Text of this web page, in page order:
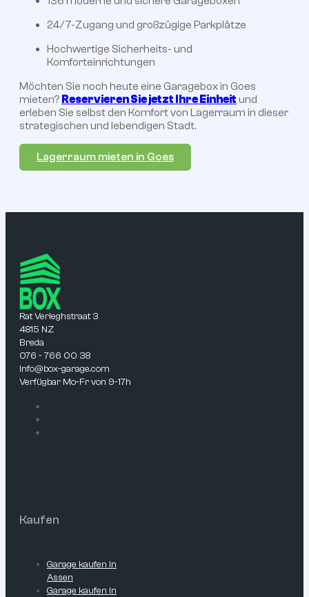
24/7-Zugang und großzügige Parkplätze
Hochwertige Sicherheits- und
Komforteinrichtungen
Möchten Sie noch heute eine Garagebox in Goes
mieten? Reservieren Sie jetzt Ihre Einheit und
erleben Sie selbst den Komfort von Lagerraum in dieser
strategischen und lebendigen Stadt.
Lagerraum mieten in Goes
Rat Verleghstraat 3
4815 NZ
Breda
076 - 766 00 38
info@box-garage.com
Verfügbar Mo-Fr von 9-17h
Kaufen
Garage kaufen in
Assen
Garage kaufen in